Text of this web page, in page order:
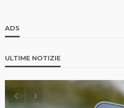
ADS
ULTIME NOTIZIE